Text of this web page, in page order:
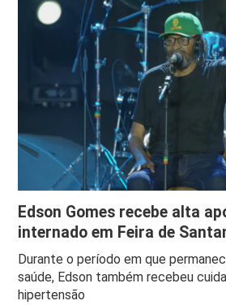
Edson Gomes recebe alta
internado em Feira de
Durante o período em que
saúde, Edson também recebeu
hipertensão